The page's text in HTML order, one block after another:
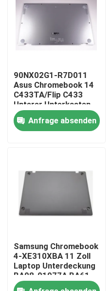
90NX02G1-R7D011
Asus Chromebook 14
C433TA/Flip C433
Unterer Unterkasten
Silber
Anfrage absenden
Samsung Chromebook
4-XE310XBA 11 Zoll
Laptop Unterdeckung
BA98-01977A BA61-
03990A